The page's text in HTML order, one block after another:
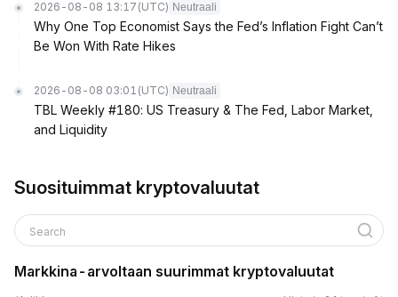
2026-08-08 13:17 (UTC) Neutraali
Why One Top Economist Says the Fed’s Inflation Fight Can’t
Be Won With Rate Hikes
2026-08-08 03:01 (UTC) Neutraali
TBL Weekly #180: US Treasury & The Fed, Labor Market,
and Liquidity
Suosituimmat kryptovaluutat
Search
Markkina-arvoltaan suurimmat kryptovaluutat